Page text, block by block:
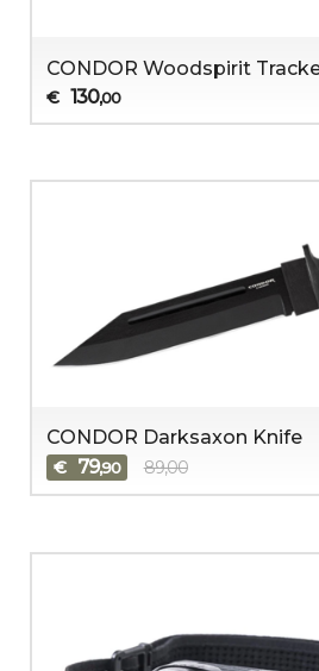
CONDOR Woodspirit
€ 130,00
CONDOR Darksaxon Knife
€ 79,90 89,00